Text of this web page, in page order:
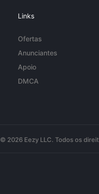
Links
Ofertas
Anunciantes
Apoio
DMCA
© 2026 Eezy LLC. Todos os